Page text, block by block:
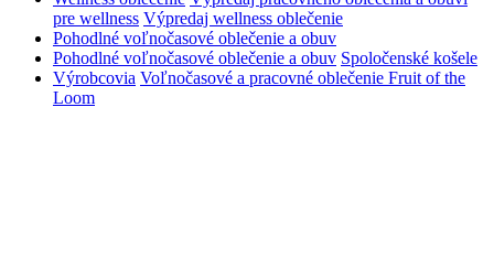
pre wellness Výpredaj wellness oblečenie
Pohodlné voľnočasové oblečenie a obuv
Pohodlné voľnočasové oblečenie a obuv Spoločenské košele
Výrobcovia Voľnočasové a pracovné oblečenie Fruit of the
Loom